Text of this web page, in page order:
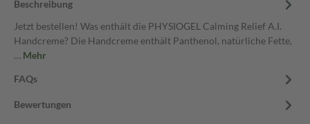
Beschreibung
Jetzt bestellen! Was enthält die PHYSIOGEL Calming Relief A.I.
Handcreme? Die Handcreme enthält Panthenol, natürliche Fette,
… Mehr
FAQs
Bewertungen